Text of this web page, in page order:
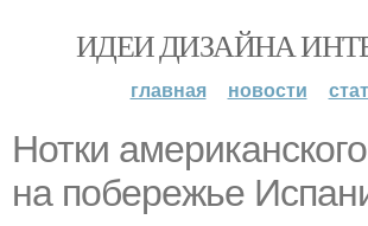
ИДЕИ ДИЗАЙНА
главная новости
Нотки
на побережье